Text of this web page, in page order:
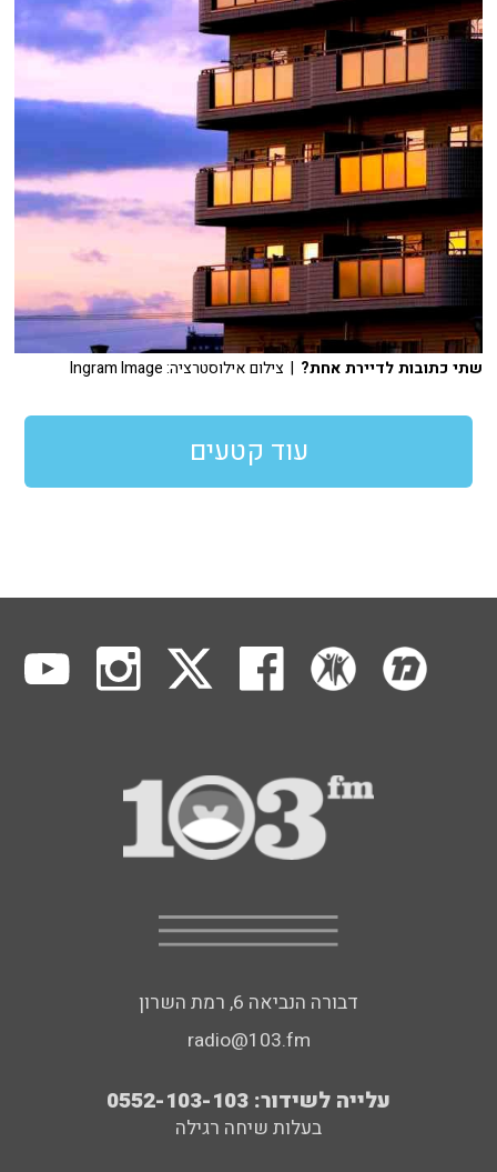
שתי כתובות לדיירת אחת? | צילום אילוסטרציה: Ingram Image
עוד קטעים
דבורה הנביאה 6, רמת השרון
radio@103.fm
עלייה לשידור: 0552-103-103
בעלות שיחה רגילה